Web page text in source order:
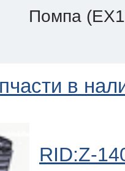
Помпа
в
RID:Z-